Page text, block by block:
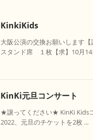
KinkiKids
大阪公演の交換お願いします【
スタンド席 １枚【求】10月
KinKi元旦コンサート
★譲ってください★ KinKi Kids
2022、元旦のチケットを2枚 ...